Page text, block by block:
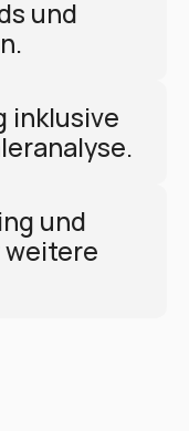
und
inklusive
und